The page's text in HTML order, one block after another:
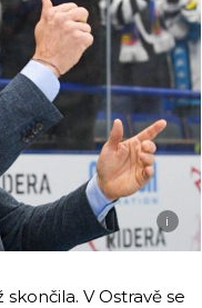
i
V Ostravě se